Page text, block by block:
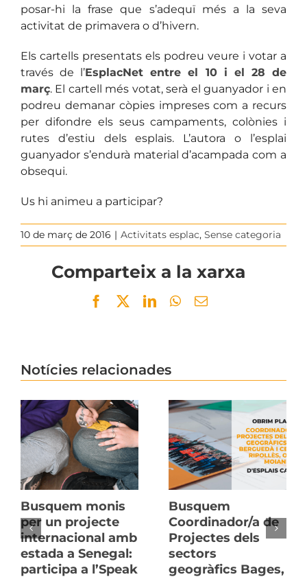
posar-hi la frase que s’adequï més a la seva
activitat de primavera o d’hivern.
Els cartells presentats els podreu veure i votar a
través de l’EsplacNet entre el 10 i el 28 de
març. El cartell més votat, serà el guanyador i en
podreu demanar còpies impreses com a recurs
per difondre els seus campaments, colònies i
rutes d’estiu dels esplais. L’autora o l’esplai
guanyador s’endurà material d’acampada com a
obsequi.
Us hi animeu a participar?
10 de març de 2016 | Activitats esplac, Sense categoria
Comparteix a la xarxa
Facebook
TwitterLinkedInWhatsApp
Email
Notícies relacionades
Busquem monis
per un projecte
internacional amb
estada a Senegal:
participa a l’Speak
Busquem
Coordinador/a de
Projectes dels
sectors
geogràfics Bages,